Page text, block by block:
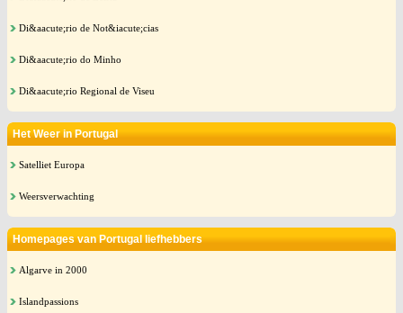
Di&aacute;rio de Not&iacute;cias
Di&aacute;rio do Minho
Di&aacute;rio Regional de Viseu
Het Weer in Portugal
Satelliet Europa
Weersverwachting
Homepages van Portugal liefhebbers
Algarve in 2000
Islandpassions